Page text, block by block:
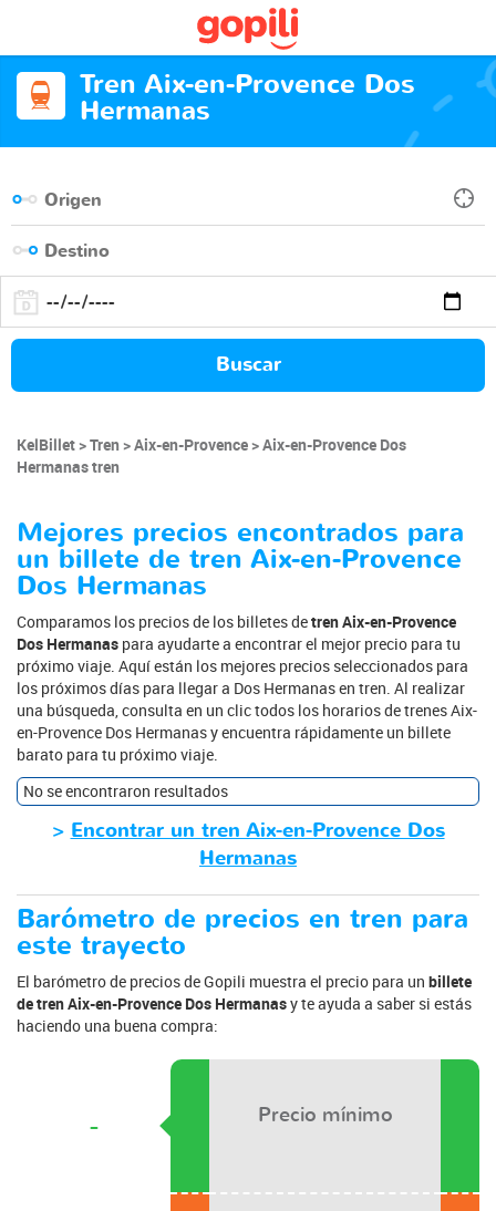
Tren Aix-en-Provence Dos
Hermanas
Buscar
KelBillet Tren Aix-en-Provence
Aix-en-Provence Dos
Hermanas tren
Mejores precios encontrados para
un billete de tren Aix-en-Provence
Dos Hermanas
Comparamos los precios de los billetes detren Aix-en-Provence
Dos Hermanas para ayudarte a encontrar el mejor precio para tu
próximo viaje. Aquí están los mejores precios seleccionados para
los próximos días para llegar a Dos Hermanas en tren. Al realizar
una búsqueda, consulta en un clic todos los horarios de trenes Aix-
en-Provence Dos Hermanas y encuentra rápidamente un billete
barato para tu próximo viaje.
No se encontraron resultados
>Encontrar un tren Aix-en-Provence Dos
Hermanas
Barómetro de precios en tren para
este trayecto
El barómetro de precios de Gopili muestra el precio para un billete
de tren Aix-en-Provence Dos Hermanasy te ayuda a saber si estás
haciendo una buena compra:
- Precio mínimo